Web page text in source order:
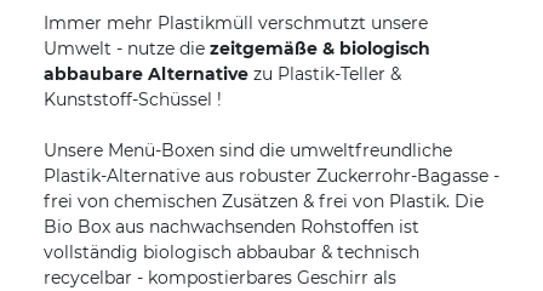
Immer mehr Plastikmüll verschmutzt unsere
Umwelt - nutze die zeitgemäße & biologisch
abbaubare Alternative zu Plastik-Teller &
Kunststoff-Schüssel !
Unsere Menü-Boxen sind die umweltfreundliche
Plastik-Alternative aus robuster Zuckerrohr-Bagasse -
frei von chemischen Zusätzen & frei von Plastik. Die
Bio Box aus nachwachsenden Rohstoffen ist
vollständig biologisch abbaubar & technisch
recycelbar - kompostierbares Geschirr als